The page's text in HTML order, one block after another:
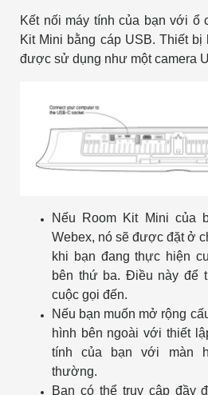
Kết nối máy tính của bạn với ổ
Kit Mini bằng cáp USB. Thiết
được sử dụng như một camera
Nếu Room Kit Mini của
Webex, nó sẽ được đặt ở
khi bạn đang thực hiện
bên thứ ba. Điều này để
cuộc gọi đến.
Nếu bạn muốn mở rộng
hình bên ngoài với thiết
tính của bạn với màn
thường.
Bạn có thể truy cập đầy